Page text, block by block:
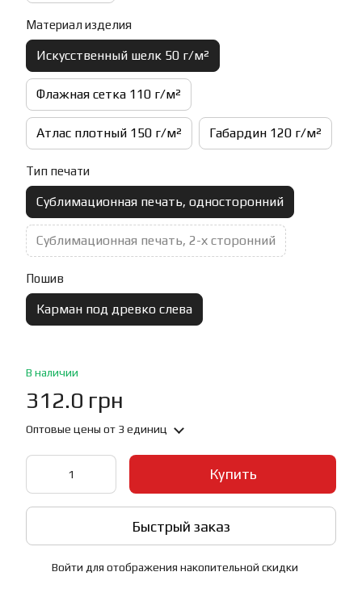
Материал изделия
Искусственный шелк 50 г/м²
Флажная сетка 110 г/м²
Атлас плотный 150 г/м² Габардин 120 г/м²
Тип печати
Сублимационная печать, односторонний
Сублимационная печать, 2-х сторонний
Пошив
Карман под древко слева
В наличии
312.0 грн
Оптовые цены от 3 единиц
Купить
Быстрый заказ
Войти для отображения накопительной скидки